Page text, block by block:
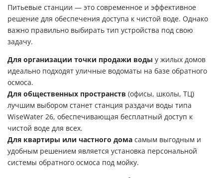
Питьевые станции — это современное и эффективное
решение для обеспечения доступа к чистой воде. Однако
важно правильно выбирать тип устройства под свою
задачу.
Для организации точки продажи воды у жилых домов
идеально подходят уличные водоматы на базе обратного
осмоса.
Для общественных пространств (офисы, школы, ТЦ)
лучшим выбором станет станция раздачи воды типа
WiseWater 26, обеспечивающая бесплатный доступ к
чистой воде для всех.
Для квартиры или частного дома самым выгодным и
удобным решением является установка персональной
системы обратного осмоса под мойку.